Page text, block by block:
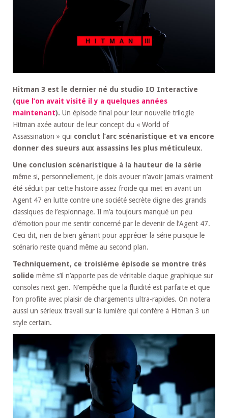
Hitman 3 est le dernier né du studio IO Interactive
(que l’on avait visité il y a quelques années
maintenant). Un épisode final pour leur nouvelle trilogie
Hitman axée autour de leur concept du « World of
Assassination » qui conclut l’arc scénaristique et va encore
donner des sueurs aux assassins les plus méticuleux.
Une conclusion scénaristique à la hauteur de la série
même si, personnellement, je dois avouer n’avoir jamais vraiment
été séduit par cette histoire assez froide qui met en avant un
Agent 47 en lutte contre une société secrète digne des grands
classiques de l’espionnage. Il m’a toujours manqué un peu
d’émotion pour me sentir concerné par le devenir de l’Agent 47.
Ceci dit, rien de bien gênant pour apprécier la série puisque le
scénario reste quand même au second plan.
Techniquement, ce troisième épisode se montre très
solide même s’il n’apporte pas de véritable claque graphique sur
consoles next gen. N’empêche que la fluidité est parfaite et que
l’on profite avec plaisir de chargements ultra-rapides. On notera
aussi un sérieux travail sur la lumière qui confère à Hitman 3 un
style certain.